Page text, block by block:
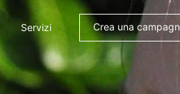
Servizi Crea una